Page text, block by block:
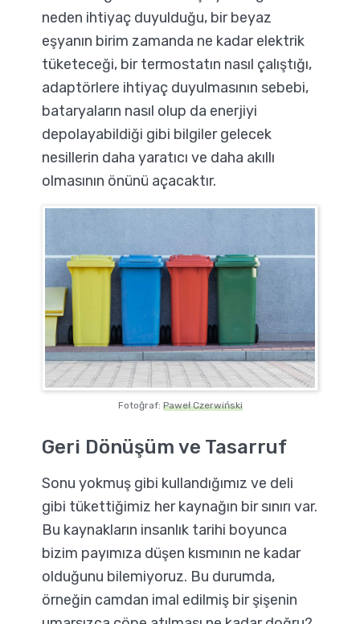
neden ihtiyaç duyulduğu, bir beyaz
eşyanın birim zamanda ne kadar elektrik
tüketeceği, bir termostatın nasıl çalıştığı,
adaptörlere ihtiyaç duyulmasının sebebi,
bataryaların nasıl olup da enerjiyi
depolayabildiği gibi bilgiler gelecek
nesillerin daha yaratıcı ve daha akıllı
olmasının önünü açacaktır.
Fotoğraf: Paweł Czerwiński
Geri Dönüşüm ve Tasarruf
Sonu yokmuş gibi kullandığımız ve deli
gibi tükettiğimiz her kaynağın bir sınırı var.
Bu kaynakların insanlık tarihi boyunca
bizim payımıza düşen kısmının ne kadar
olduğunu bilemiyoruz. Bu durumda,
örneğin camdan imal edilmiş bir şişenin